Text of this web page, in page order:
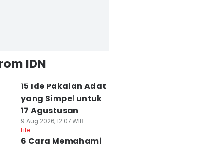
IDN
15 Ide Pakaian Adat
yang Simpel untuk
17 Agustusan
9 Aug 2026, 12:07 WIB
Life
6 Cara Memahami